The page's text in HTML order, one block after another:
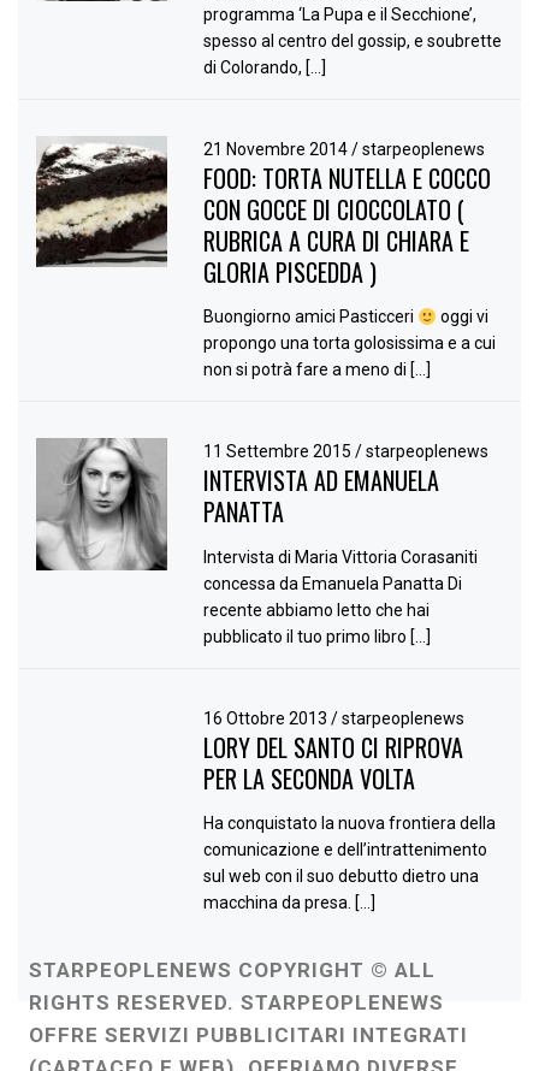
programma ‘La Pupa e il Secchione’,
spesso al centro del gossip, e soubrette
di Colorando, […]
21 Novembre 2014/ starpeoplenews
FOOD: TORTA NUTELLA E COCCO
CON GOCCE DI CIOCCOLATO (
RUBRICA A CURA DI CHIARA E
GLORIA PISCEDDA )
Buongiorno amici Pasticceri
oggi vi
propongo una torta golosissima e a cui
non si potrà fare a meno di […]
11 Settembre 2015/ starpeoplenews
INTERVISTA AD EMANUELA
PANATTA
Intervista di Maria Vittoria Corasaniti
concessa da Emanuela Panatta Di
recente abbiamo letto che hai
pubblicato il tuo primo libro […]
16 Ottobre 2013/ starpeoplenews
LORY DEL SANTO CI RIPROVA
PER LA SECONDA VOLTA
Ha conquistato la nuova frontiera della
comunicazione e dell’intrattenimento
sul web con il suo debutto dietro una
macchina da presa. […]
STARPEOPLENEWS COPYRIGHT © ALL
RIGHTS RESERVED. STARPEOPLENEWS
OFFRE SERVIZI PUBBLICITARI INTEGRATI